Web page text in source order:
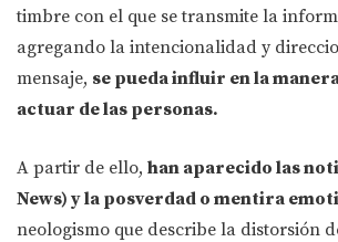
timbre con el que se transmite la
agregando la intencionalidad y
mensaje, se pueda influir en la
actuar de las personas.
A partir de ello, han aparecido las
News) y la posverdad o mentira
neologismo que describe la distorsión